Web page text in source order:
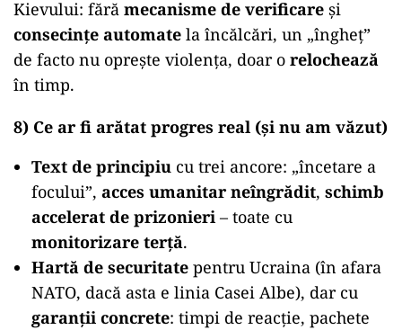
Kievului: fără mecanisme de verificare și
consecințe automate la încălcări, un „îngheț”
de facto nu oprește violența, doar o relochează
în timp.
8) Ce ar fi arătat progres real (și nu am văzut)
Text de principiu cu trei ancore: „încetare a
focului”, acces umanitar neîngrădit, schimb
accelerat de prizonieri – toate cu
monitorizare terță.
Hartă de securitate pentru Ucraina (în afara
NATO, dacă asta e linia Casei Albe), dar cu
garanții concrete: timpi de reacție, pachete